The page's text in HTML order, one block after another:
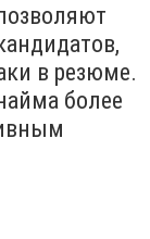
в резюме.
более